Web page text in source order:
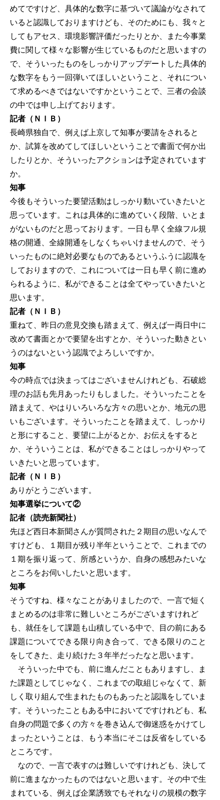
めてですけど、具体的な数字に基づいて議論がなされて
いると認識しておりますけども、そのためにも、我々と
してもアセス、環境影響評価だったりとか、また今事業
費に関して様々な影響が生じているものだと思いますの
で、そういったものをしっかりアップデートした具体的
な数字をもう一回弾いてほしいということ、それについ
て求めるべきではないですかということで、三者の会談
の中では申し上げております。
記者（ＮＩＢ）
長崎県独自で、例えば上京して知事が要請をされると
か、試算を改めてしてほしいということで書面で何か出
したりとか、そういったアクションは予定されています
か。
知事
今後もそういった要望活動はしっかり動いていきたいと
思っています。これは具体的に進めていく段階、いとま
がないものだと思っております。一日も早く全線フル規
格の開通、全線開通をしなくちゃいけませんので、そう
いったものに絶対必要なものであるというふうに認識を
しておりますので、これについては一日も早く前に進め
られるように、私ができることは全てやっていきたいと
思います。
記者（ＮＩＢ）
重ねて、昨日の意見交換も踏まえて、例えば一両日中に
改めて書面とかで要望を出すとか、そういった動きとい
うのはないという認識でよろしいですか。
知事
今の時点では決まってはございませんけれども、石破総
理のお話も先月あったりもしました。そういったことを
踏まえて、やはりいろいろな方々の思いとか、地元の思
いもございます。そういったことを踏まえて、しっかり
と形にすること、要望に上がるとか、お伝えをすると
か、そういうことは、私ができることはしっかりやって
いきたいと思っています。
記者（ＮＩＢ）
ありがとうございます。
知事選挙について②
記者（読売新聞社）
先ほど西日本新聞さんが質問された２期目の思いなんで
すけども、１期目が残り半年ということで、これまでの
１期を振り返って、所感というか、自身の感想みたいな
ところをお伺いしたいと思います。
知事
そうですね、様々なことがありましたので、一言で短く
まとめるのは非常に難しいところがございますけれど
も、就任をして課題も山積している中で、目の前にある
課題についてできる限り向き合って、できる限りのこと
をしてきた、走り続けた３年半だったなと思います。
そういった中でも、前に進んだこともありますし、ま
た課題としてじゃなく、これまでの取組じゃなくて、新
しく取り組んで生まれたものもあったと認識をしていま
す。そういったこともある中においてですけれども、私
自身の問題で多くの方々を巻き込んで御迷惑をかけてし
まったということは、もう本当にそこは反省をしている
ところです。
なので、一言で表すのは難しいですけれども、決して
前に進まなかったものではないと思います。その中で生
まれている、例えば企業誘致でもそれなりの規模の数字